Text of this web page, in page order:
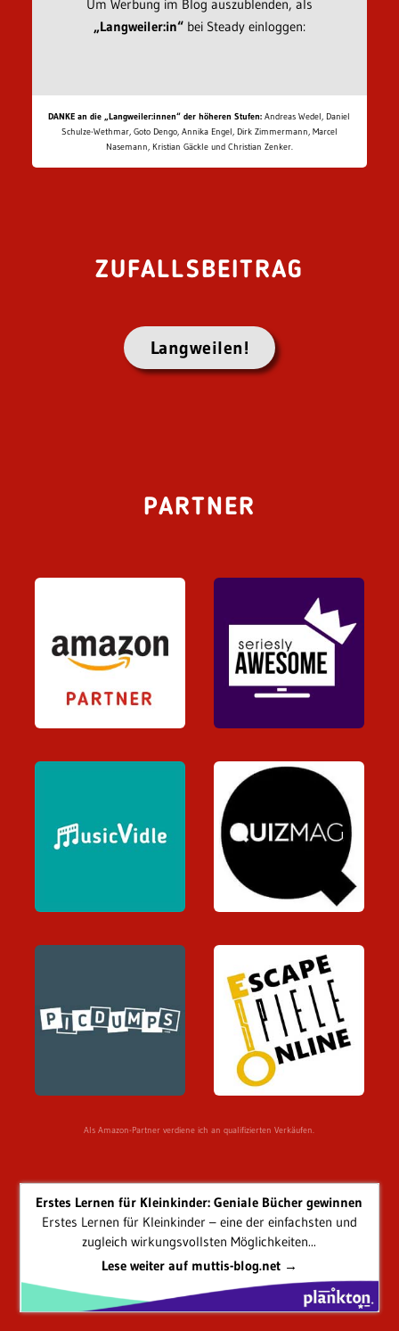
Um Werbung im Blog auszublenden, als
„Langweiler:in“bei Steady einloggen:
DANKE an die „Langweiler:innen“ der höheren Stufen: Andreas Wedel, Daniel
Schulze-Wethmar, Goto Dengo, Annika Engel, Dirk Zimmermann, Marcel
Nasemann, Kristian Gäckle und Christian Zenker.
ZUFALLSBEITRAG
Langweilen!
PARTNER
Als Amazon-Partner verdiene ich an qualifizierten Verkäufen.
Erstes Lernen für Kleinkinder: Geniale Bücher gewinnen
Erstes Lernen für Kleinkinder – eine der einfachsten und
zugleich wirkungsvollsten Möglichkeiten...
Lese weiter auf muttis-blog.net →